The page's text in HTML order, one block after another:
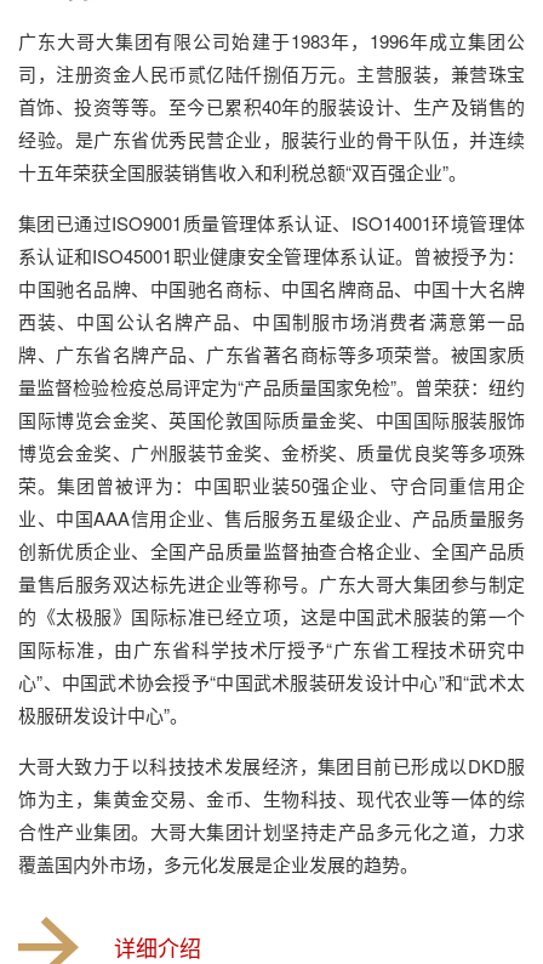
广东大哥大集团有限公司始建于1983年，1996年成立集团公
司，注册资金人民币贰亿陆仟捌佰万元。主营服装，兼营珠宝
首饰、投资等等。至今已累积40年的服装设计、生产及销售的
经验。是广东省优秀民营企业，服装行业的骨干队伍，并连续
十五年荣获全国服装销售收入和利税总额“双百强企业”。
集团已通过ISO9001质量管理体系认证、ISO14001环境管理体
系认证和ISO45001职业健康安全管理体系认证。曾被授予为：
中国驰名品牌、中国驰名商标、中国名牌商品、中国十大名牌
西装、中国公认名牌产品、中国制服市场消费者满意第一品
牌、广东省名牌产品、广东省著名商标等多项荣誉。被国家质
量监督检验检疫总局评定为“产品质量国家免检”。曾荣获：纽约
国际博览会金奖、英国伦敦国际质量金奖、中国国际服装服饰
博览会金奖、广州服装节金奖、金桥奖、质量优良奖等多项殊
荣。集团曾被评为：中国职业装50强企业、守合同重信用企
业、中国AAA信用企业、售后服务五星级企业、产品质量服务
创新优质企业、全国产品质量监督抽查合格企业、全国产品质
量售后服务双达标先进企业等称号。广东大哥大集团参与制定
的《太极服》国际标准已经立项，这是中国武术服装的第一个
国际标准，由广东省科学技术厅授予“广东省工程技术研究中
心”、中国武术协会授予“中国武术服装研发设计中心”和“武术太
极服研发设计中心”。
大哥大致力于以科技技术发展经济，集团目前已形成以DKD服
饰为主，集黄金交易、金币、生物科技、现代农业等一体的综
合性产业集团。大哥大集团计划坚持走产品多元化之道，力求
覆盖国内外市场，多元化发展是企业发展的趋势。
详细介绍